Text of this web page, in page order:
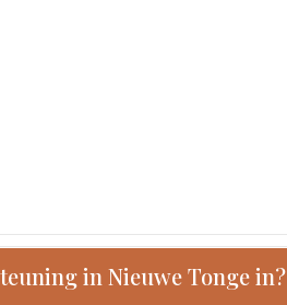
in Nieuwe Tonge in?